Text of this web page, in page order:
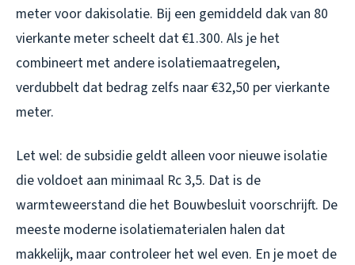
meter voor dakisolatie. Bij een gemiddeld dak van 80
vierkante meter scheelt dat €1.300. Als je het
combineert met andere isolatiemaatregelen,
verdubbelt dat bedrag zelfs naar €32,50 per vierkante
meter.
Let wel: de subsidie geldt alleen voor nieuwe isolatie
die voldoet aan minimaal Rc 3,5. Dat is de
warmteweerstand die het Bouwbesluit voorschrijft. De
meeste moderne isolatiematerialen halen dat
makkelijk, maar controleer het wel even. En je moet de